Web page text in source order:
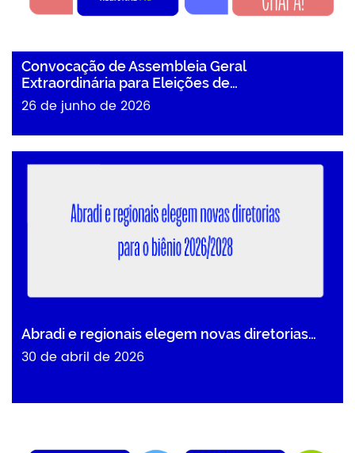
Convocação de Assembleia Geral
Extraordinária para Eleições de…
26 de junho de 2026
Abradi e regionais elegem novas diretorias…
30 de abril de 2026